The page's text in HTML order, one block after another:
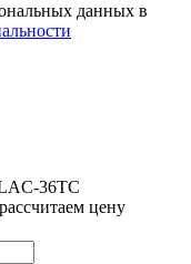
данных в
36TC
цену